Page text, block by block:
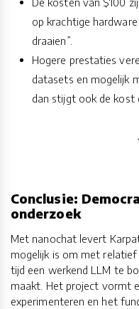
op krachtige
draaien”.
Hogere prestaties
datasets en mogelijk
dan stijgt ook de kost
Conclusie:
onderzoek
Met nanochat levert
mogelijk is om met
tijd een werkend LLM te
maakt. Het project vormt
experimenteren en het